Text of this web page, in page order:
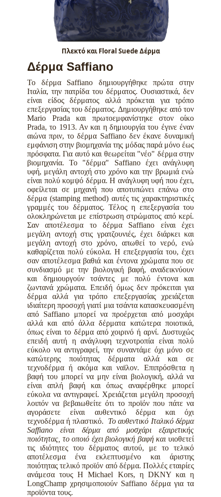
Πλεκτό και Floral Suede Δέρμα
Δέρμα Saffiano
To δέρμα Saffiano δημιουργήθηκε πρώτα στην
Ιταλία, την πατρίδα του δέρματος. Ουσιαστικά, δεν
είναι είδος δέρματος αλλά πρόκεται για τρόπο
επεξεργασίας του δέρματος. Δημιουργήθηκε από τον
Mario Prada και πρωτοεμφανίστηκε στον οίκο
Prada,το 1913. Αν και η δημιουργία του έγινε έναν
αιώνα πριν, το δέρμα Saffiano δεν έκανε δυναμική
εμφάνιση στην βιομηχανία της μόδας παρά μόνο έως
πρόσφατα. Για αυτό και θεωρείται "νέο" δέρμα στην
βιομηχανία. Το "δέρμα" Saffiano έχει ανάγλυφη
υφή, μεγάλη αντοχή στο χρόνο και την βρωμιά ενώ
είναι πολύ κομψό δέρμα. Η ανάγλυφη υφή που έχει,
οφείλεται σε μηχανή που αποτυπώνει επάνω στο
δέρμα (stamping method) αυτές τις χαρακτηριστικές
γραμμές του δέρματος. Τέλος η επεξεργασία του
ολοκληρώνεται με επίστρωση στρώματος από κερί.
Σαν αποτέλεσμα το δέρμα Saffiano είναι έχει
μεγάλη αντοχή στις γρατζουνιές, έχει διάρκει και
μεγάλη αντοχή στο χρόνο, απωθεί το νερό, ενώ
καθαρίζεται πολύ εύκολα. Η επεξεργασία του, έχει
σαν αποτέλεσμα βαθιά και έντονα χρώματα που σε
συνδιασμό με την βιολογική βαφή, αναδεικνύουν
και δημιουργούν τσάντες με πολύ έντονα και
ζωντανά χρώματα.Επειδή όμως δεν πρόκειται για
δέρμα αλλά για τρόπο επεξεργασίας χρειάζεται
ιδιαίτερη προσοχή γιατί μια τσάντα κατασκευασμένη
από Saffiano μπορεί να προέρχεται από μοσχάρι
αλλά και από άλλα δέρματα κατώτερα ποιοτικά,
όπως είναι το δέρμα από χοιρινό ή αρνί. Δυστυχώς
επειδή αυτή η ανάγλυφη τεχνοτροπία είναι πολύ
εύκολο να αντιγραφεί, την συναντάμε όχι μόνο σε
κατώτερης ποιότητας δέρματα αλλά και σε
τεχνοδέρμα ή ακόμα και ναϊλον. Επιπρόσθετα η
βαφή του μπορεί να μην είναι βιολογική, αλλά να
είναι απλή βαφή και όπως αναφέρθηκε μπορεί
εύκολα να αντιγραφεί. Χρειάζεται μεγάλη προσοχή
λοιπόν να βεβαιωθείτε ότι το προϊόν που πάτε να
αγοράσετε είναι αυθεντικό δέρμα και όχι
τεχνοδέρμα ή πλαστικό.
Το αυθεντικό Ιταλικό δέρμα
Saffiano είναι δέρμα από μοσχάρι εξαιρετικής
ποιότητας, το οποιό έχει βιολογική βαφή και υιοθετεί
τις ιδιότητες του δέρματος αυτού, με το τελικό
αποτέλεσμα ένα εκλεπτυσμένο και άριστης
ποιότητας τελικό προϊόν από δέρμα. Πολλές εταιρίες
ανάμεσα τους Η Michael Kors, η DKNY και η
LongChamp χρησιμοποιούν Saffiano δέρμα για τα
προϊόντα τους.